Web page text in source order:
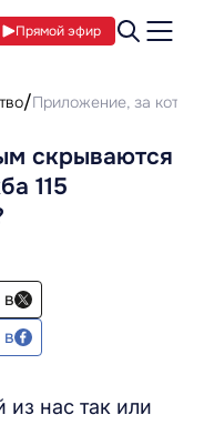
Прямой эфир
Приложение, за
скрываются
115
нас так или